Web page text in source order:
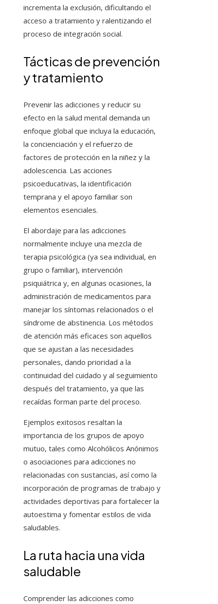
incrementa la exclusión, dificultando el
acceso a tratamiento y ralentizando el
proceso de integración social.
Tácticas de prevención
y tratamiento
Prevenir las adicciones y reducir su
efecto en la salud mental demanda un
enfoque global que incluya la educación,
la concienciación y el refuerzo de
factores de protección en la niñez y la
adolescencia. Las acciones
psicoeducativas, la identificación
temprana y el apoyo familiar son
elementos esenciales.
El abordaje para las adicciones
normalmente incluye una mezcla de
terapia psicológica (ya sea individual, en
grupo o familiar), intervención
psiquiátrica y, en algunas ocasiones, la
administración de medicamentos para
manejar los síntomas relacionados o el
síndrome de abstinencia. Los métodos
de atención más eficaces son aquellos
que se ajustan a las necesidades
personales, dando prioridad a la
continuidad del cuidado y al seguimiento
después del tratamiento, ya que las
recaídas forman parte del proceso.
Ejemplos exitosos resaltan la
importancia de los grupos de apoyo
mutuo, tales como Alcohólicos Anónimos
o asociaciones para adicciones no
relacionadas con sustancias, así como la
incorporación de programas de trabajo y
actividades deportivas para fortalecer la
autoestima y fomentar estilos de vida
saludables.
La ruta hacia una vida
saludable
Comprender las adicciones como